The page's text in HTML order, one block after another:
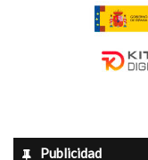
Publicidad